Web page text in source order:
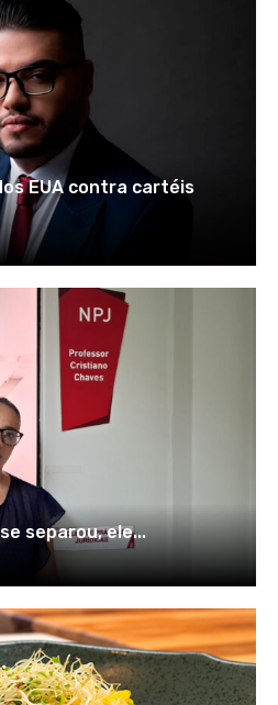
EUA contra cartéis
separou, ele...